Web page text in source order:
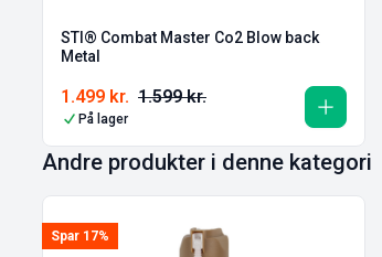
STI® Combat Master Co2 Blow back
Metal
1.599kr.
1.499 kr.
På lager
Andre produkter i denne kategori
Spar 17%